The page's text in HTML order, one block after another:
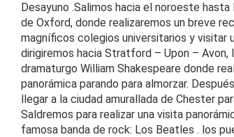
Desayuno .Salimos hacia el noroeste
de Oxford, donde realizaremos un breve
magníficos colegios universitarios y visitar
dirigiremos hacia Stratford – Upon – Avon,
dramaturgo William Shakespeare donde
panorámica parando para almorzar.
llegar a la ciudad amurallada de Chester
Saldremos para realizar una visita
famosa banda de rock: Los Beatles . los